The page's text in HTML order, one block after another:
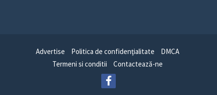
Advertise Politica de confidenţialitate
DMCA
Termeni si conditii
Contactează-ne